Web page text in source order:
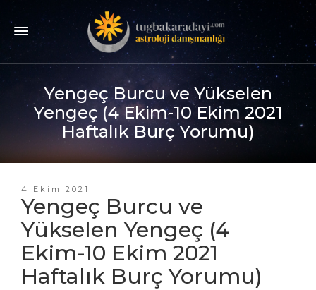
Yengeç Burcu ve Yükselen
Yengeç (4 Ekim-10 Ekim 2021
Haftalık Burç Yorumu)
4 Ekim 2021
Yengeç Burcu ve
Yükselen Yengeç (4
Ekim-10 Ekim 2021
Haftalık Burç Yorumu)